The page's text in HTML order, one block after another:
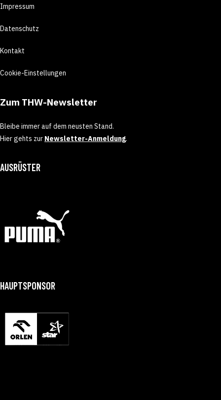
Impressum
Datenschutz
Kontakt
Cookie-Einstellungen
Zum THW-Newsletter
Bleibe immer auf dem neusten Stand.
Hier gehts zur Newsletter-Anmeldung.
AUSRÜSTER
HAUPTSPONSOR